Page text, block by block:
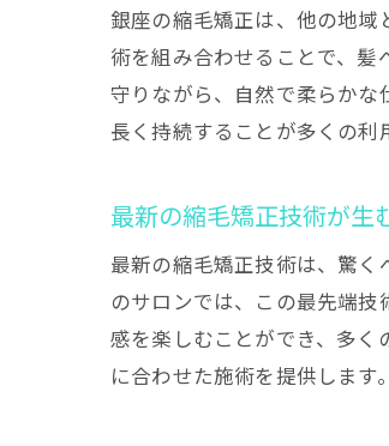
銀座の縮毛矯正は、他の地域
術を組み合わせることで、髪
守りながら、自然で柔らかな
長く持続することが多くの利
最新の縮毛矯正技術が生
最新の縮毛矯正技術は、驚く
のサロンでは、この最先端
感を楽しむことができ、多く
に合わせた施術を提供します。